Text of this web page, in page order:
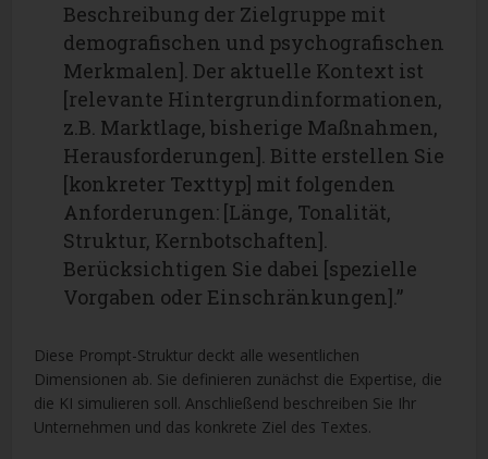
Beschreibung der Zielgruppe mit
demografischen und psychografischen
Merkmalen]. Der aktuelle Kontext ist
[relevante Hintergrundinformationen,
z.B. Marktlage, bisherige Maßnahmen,
Herausforderungen]. Bitte erstellen Sie
[konkreter Texttyp] mit folgenden
Anforderungen: [Länge, Tonalität,
Struktur, Kernbotschaften].
Berücksichtigen Sie dabei [spezielle
Vorgaben oder Einschränkungen].”
Diese Prompt-Struktur deckt alle wesentlichen
Dimensionen ab. Sie definieren zunächst die Expertise, die
die KI simulieren soll. Anschließend beschreiben Sie Ihr
Unternehmen und das konkrete Ziel des Textes.